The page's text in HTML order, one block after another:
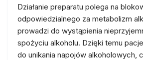
Działanie preparatu polega na
odpowiedzialnego za metabolizm
prowadzi do wystąpienia
spożyciu alkoholu. Dzięki temu
do unikania napojów alkoholowych,